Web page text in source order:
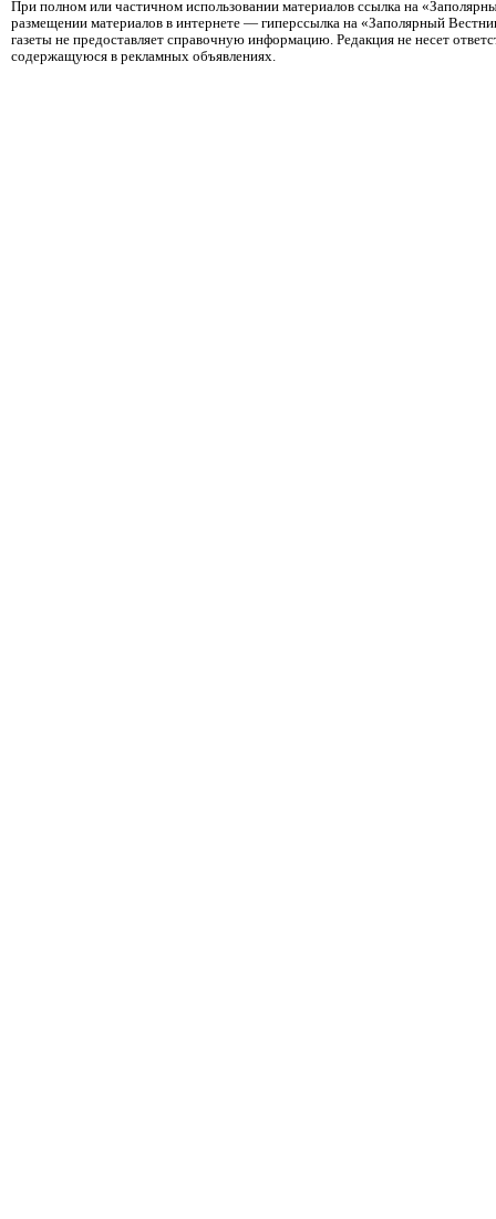
При полном или частичном использовании материалов ссылка на
размещении материалов в интернете — гиперссылка на «Заполярный
газеты не предоставляет справочную информацию. Редакция не несет
содержащуюся в рекламных объявлениях.